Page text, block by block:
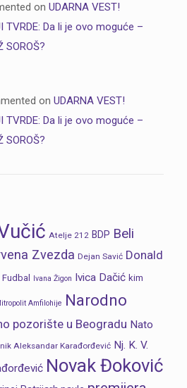
on UDARNA VEST!
TVRDE: Da li je ovo moguće –
SOROŠ?
on UDARNA VEST!
TVRDE: Da li je ovo moguće –
SOROŠ?
Atelje 212 BDP Beli
Zvezda Dejan Savić Donald
Fudbal Ivana Žigon Ivica Dačić kim
Amfilohije Narodno
pozorište u Beogradu Nato
Aleksandar Karađorđević Nj. K. V.
Novak Đoković